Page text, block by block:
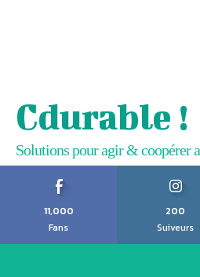
Cdurable !
Solutions pour agir & coopérer
11,000
Fans
200
Suiveurs